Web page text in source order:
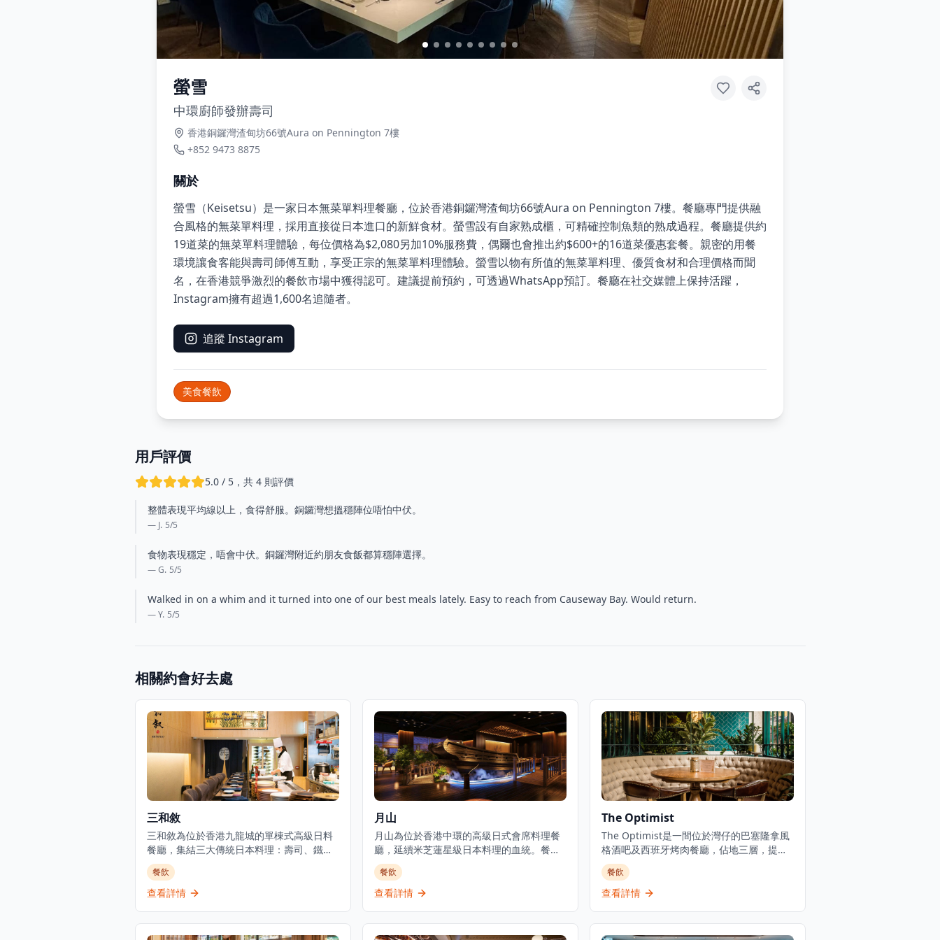
螢雪
中環廚師發辦壽司
香港銅鑼灣渣甸坊66號Aura on Pennington 7樓
+852 9473 8875
關於
螢雪（Keisetsu）是一家日本無菜單料理餐廳，位於香港銅鑼灣渣甸坊66號Aura on Pennington 7樓。餐廳專門提供融
合風格的無菜單料理，採用直接從日本進口的新鮮食材。螢雪設有自家熟成櫃，可精確控制魚類的熟成過程。餐廳提供約
19道菜的無菜單料理體驗，每位價格為$2,080另加10%服務費，偶爾也會推出約$600+的16道菜優惠套餐。親密的用餐
環境讓食客能與壽司師傅互動，享受正宗的無菜單料理體驗。螢雪以物有所值的無菜單料理、優質食材和合理價格而聞
名，在香港競爭激烈的餐飲市場中獲得認可。建議提前預約，可透過WhatsApp預訂。餐廳在社交媒體上保持活躍，
Instagram擁有超過1,600名追隨者。
追蹤 Instagram
美食餐飲
用戶評價
5.0 / 5，共 4 則評價
整體表現平均線以上，食得舒服。銅鑼灣想搵穩陣位唔怕中伏。
— J. 5/5
食物表現穩定，唔會中伏。銅鑼灣附近約朋友食飯都算穩陣選擇。
— G. 5/5
Walked in on a whim and it turned into one of our best meals lately. Easy to reach from Causeway Bay. Would return.
— Y. 5/5
相關約會好去處
三和敘
三和敘為位於香港九龍城的單棟式高級日料
餐廳，集結三大傳統日本料理：壽司、鐵板
燒、爐端燒的日式餐飲概念。環境優美舒
適，適合情侶約會、好友聚會及商業用餐。
餐廳以優質食材呈獻高級日式料理，提供卓
柳御膳（HK$268起）、燒西京味噌銀鱈魚御
餐飲
查看詳情
月山
月山為位於香港中環的高級日式會席料理餐
廳，延續米芝蓮星級日本料理的血統。餐廳
佔地3,000平方呎，由資深廚藝團隊領導，行
政總廚黃冠華來自「日山」，專精於以美酒
配佳餚的會席料理，同時提供廚師發辦壽司
中「時令食材」的精神。季節性輪換的無菜
餐飲
查看詳情
The Optimist
The Optimist是一間位於灣仔的巴塞隆拿風
格酒吧及西班牙烤肉餐廳，佔地三層，提供
正宗慷慨的西班牙北部用餐體驗。餐廳專門
提供新鮮海鮮塔、烤優質肉類和傳統西班牙
小食，採用免服務費經營模式。憑藉其西班
和在充滿活力的社交氛圍中享用的菜式。
餐飲
查看詳情